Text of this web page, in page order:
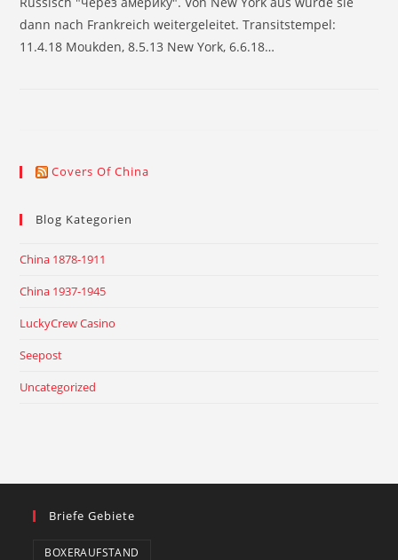
dann nach Frankreich weitergeleitet. Transitstempel:
11.4.18 Moukden, 8.5.13 New York, 6.6.18…
Covers Of China
Blog Kategorien
China 1878-1911
China 1937-1945
LuckyCrew Casino
Seepost
Uncategorized
Briefe Gebiete
BOXERAUFSTAND